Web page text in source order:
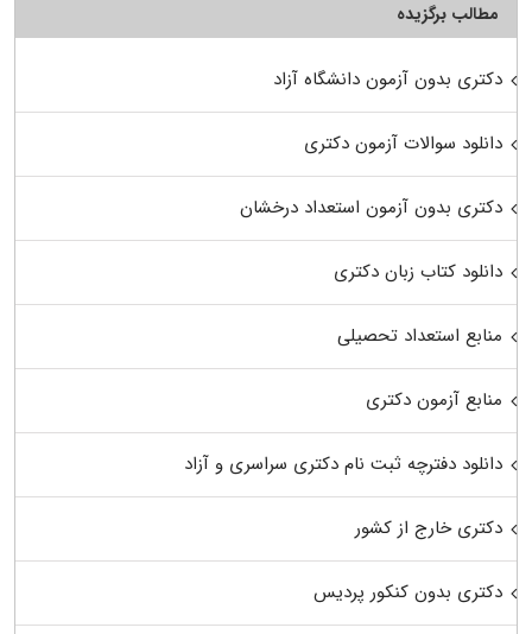
مطالب برگزیده
دکتری بدون آزمون دانشگاه آزاد
دانلود سوالات آزمون دکتری
دکتری بدون آزمون استعداد درخشان
دانلود کتاب زبان دکتری
منابع استعداد تحصیلی
منابع آزمون دکتری
دانلود دفترچه ثبت نام دکتری سراسری و آزاد
دکتری خارج از کشور
دکتری بدون کنکور پردیس